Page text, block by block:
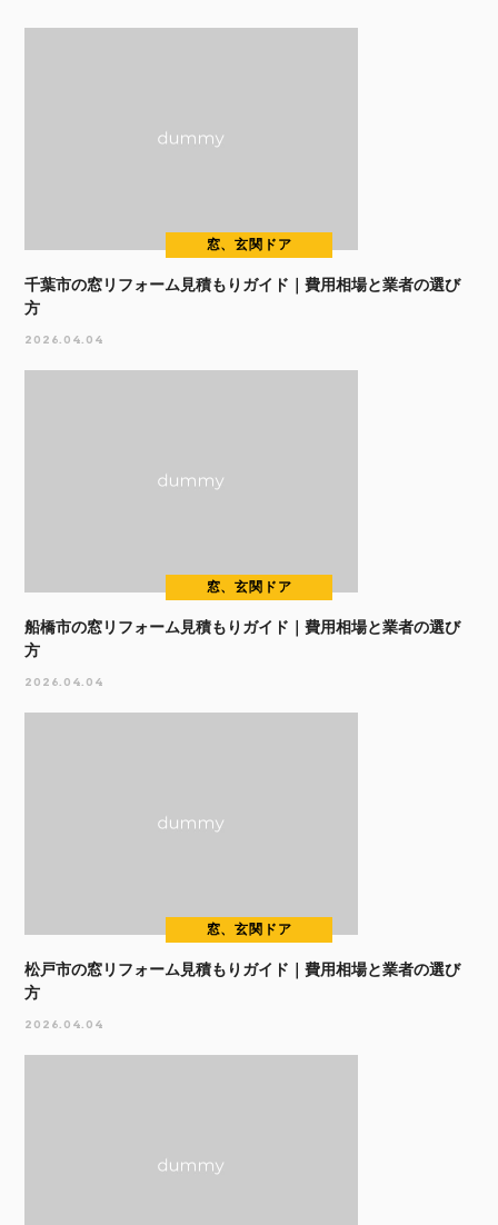
窓、玄関ドア
千葉市の窓リフォーム見積もりガイド｜費用相場と業者の選び
方
2026.04.04
窓、玄関ドア
船橋市の窓リフォーム見積もりガイド｜費用相場と業者の選び
方
2026.04.04
窓、玄関ドア
松戸市の窓リフォーム見積もりガイド｜費用相場と業者の選び
方
2026.04.04